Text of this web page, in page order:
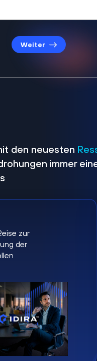
Weiter
den neuesten
immer
zur
der